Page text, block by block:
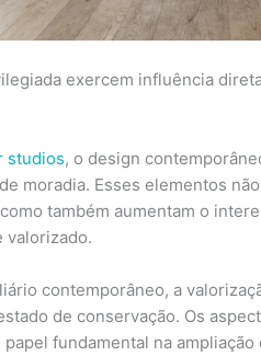
exercem influência
studios, o design
moradia. Esses elementos
também aumentam o
valorizado.
contemporâneo, a
de conservação. Os
fundamental na